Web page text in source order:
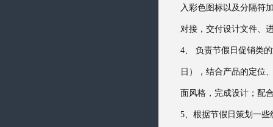
入彩色图标以及分隔符
对接，交付设计文件、
4、 负责节假日促销类
日），结合产品的定位
面风格，完成设计；配
5、根据节假日策划一